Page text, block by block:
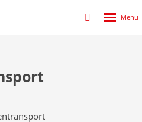
Přihlášení